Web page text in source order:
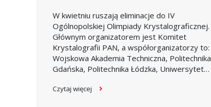
W kwietniu ruszają eliminacje do IV
Ogólnopolskiej Olimpiady Krystalograficznej.
Głównym organizatorem jest Komitet
Krystalografii PAN, a współorganizatorzy to:
Wojskowa Akademia Techniczna, Politechnika
Gdańska, Politechnika Łódzka, Uniwersytet
Uniwersytet Wrocławski, Instytut Niskich
Czytaj więcej